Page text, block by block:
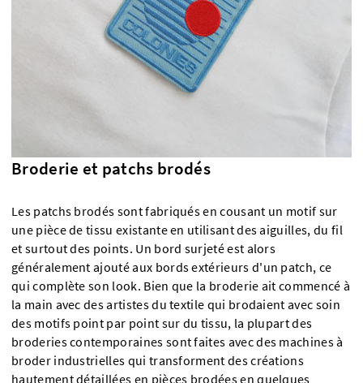
Broderie et patchs brodés
Les patchs brodés sont fabriqués en cousant un motif sur
une pièce de tissu existante en utilisant des aiguilles, du fil
et surtout des points. Un bord surjeté est alors
généralement ajouté aux bords extérieurs d'un patch, ce
qui complète son look. Bien que la broderie ait commencé à
la main avec des artistes du textile qui brodaient avec soin
des motifs point par point sur du tissu, la plupart des
broderies contemporaines sont faites avec des machines à
broder industrielles qui transforment des créations
hautement détaillées en pièces brodées en quelques